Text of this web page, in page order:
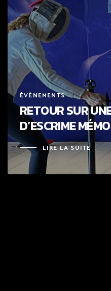
ÉVÉNEMENTS
RETOUR SUR
D’ESCRIME
LIRE LA SUITE